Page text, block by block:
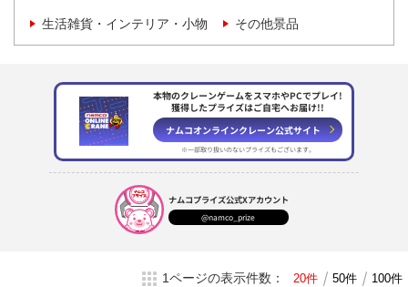
生活雑貨・インテリア・小物 その他景品
本物のクレーンゲームをスマホやPCでプレイ!
獲得したプライズはご自宅へお届け!!
ナムコオンラインクレーン公式サイト
※一部取り扱いのないプライズもございます。
ナムコプライズ公式Xアカウント
@namco_prize
1ページの表示件数： 20件 50件 100件